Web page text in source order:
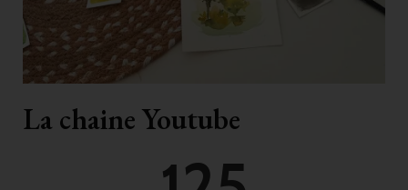
La chaine Youtube